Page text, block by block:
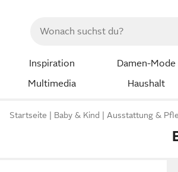
Inspiration Damen-Mode
Multimedia
Haushalt
Startseite Baby & Kind Ausstattung &